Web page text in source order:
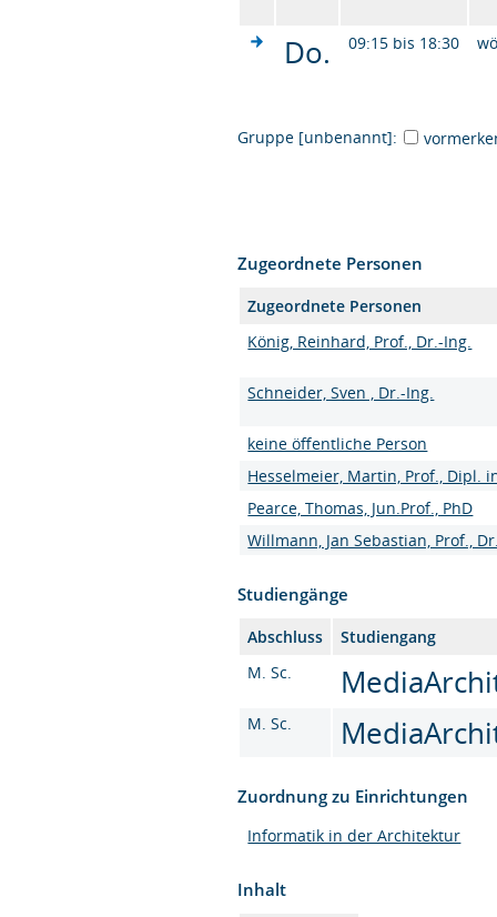
Do. 09:15 bis 18:30
Gruppe [unbenannt]:
Zugeordnete Personen
Zugeordnete Personen
König, Reinhard, Prof., Dr.-Ing.
Schneider, Sven , Dr.-Ing.
keine öffentliche Person
Hesselmeier, Martin, Prof., Dipl.
Pearce, Thomas, Jun.Prof., PhD
Willmann, Jan Sebastian, Prof.,
Studiengänge
Abschluss
Studiengang
M. Sc.
M. Sc.
Zuordnung zu Einrichtungen
Informatik in der Architektur
Inhalt